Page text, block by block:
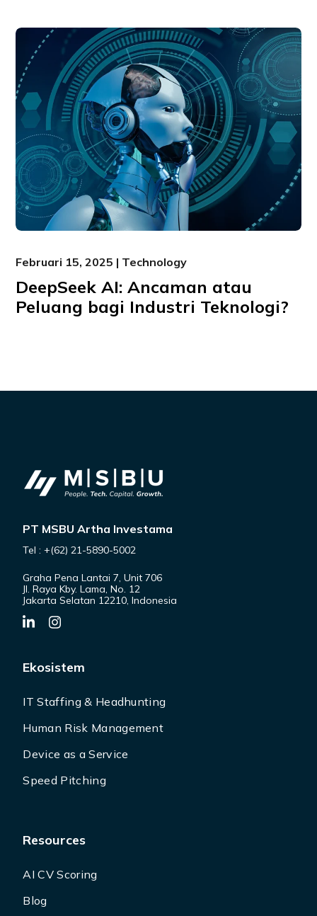
Februari 15, 2025 | Technology
DeepSeek AI: Ancaman atau
Peluang bagi Industri Teknologi?
PT MSBU Artha Investama
Tel : +(62) 21-5890-5002
Graha Pena Lantai 7, Unit 706
Jl. Raya Kby. Lama, No. 12
Jakarta Selatan 12210, Indonesia
Ekosistem
IT Staffing & Headhunting
Human Risk Management
Device as a Service
Speed Pitching
Resources
AI CV Scoring
Blog